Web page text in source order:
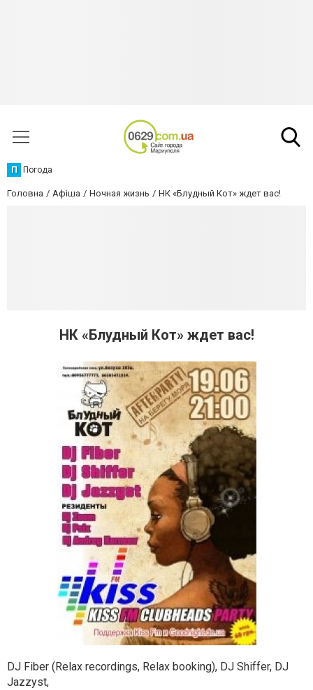
П Погода
Головна Афіша Ночная жизнь НК «Блудный Кот» ждет вас!
НК «Блудный Кот» ждет вас!
DJ Fiber (Relax recordings, Relax booking), DJ Shiffer, DJ
Jazzyst,